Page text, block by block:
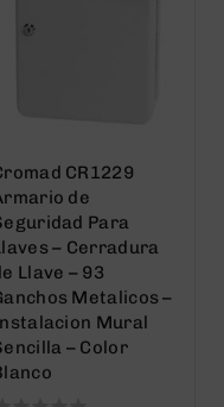
CR1229
de
Para
– Cerradura
Llave – 93
Metalicos –
Mural
– Color